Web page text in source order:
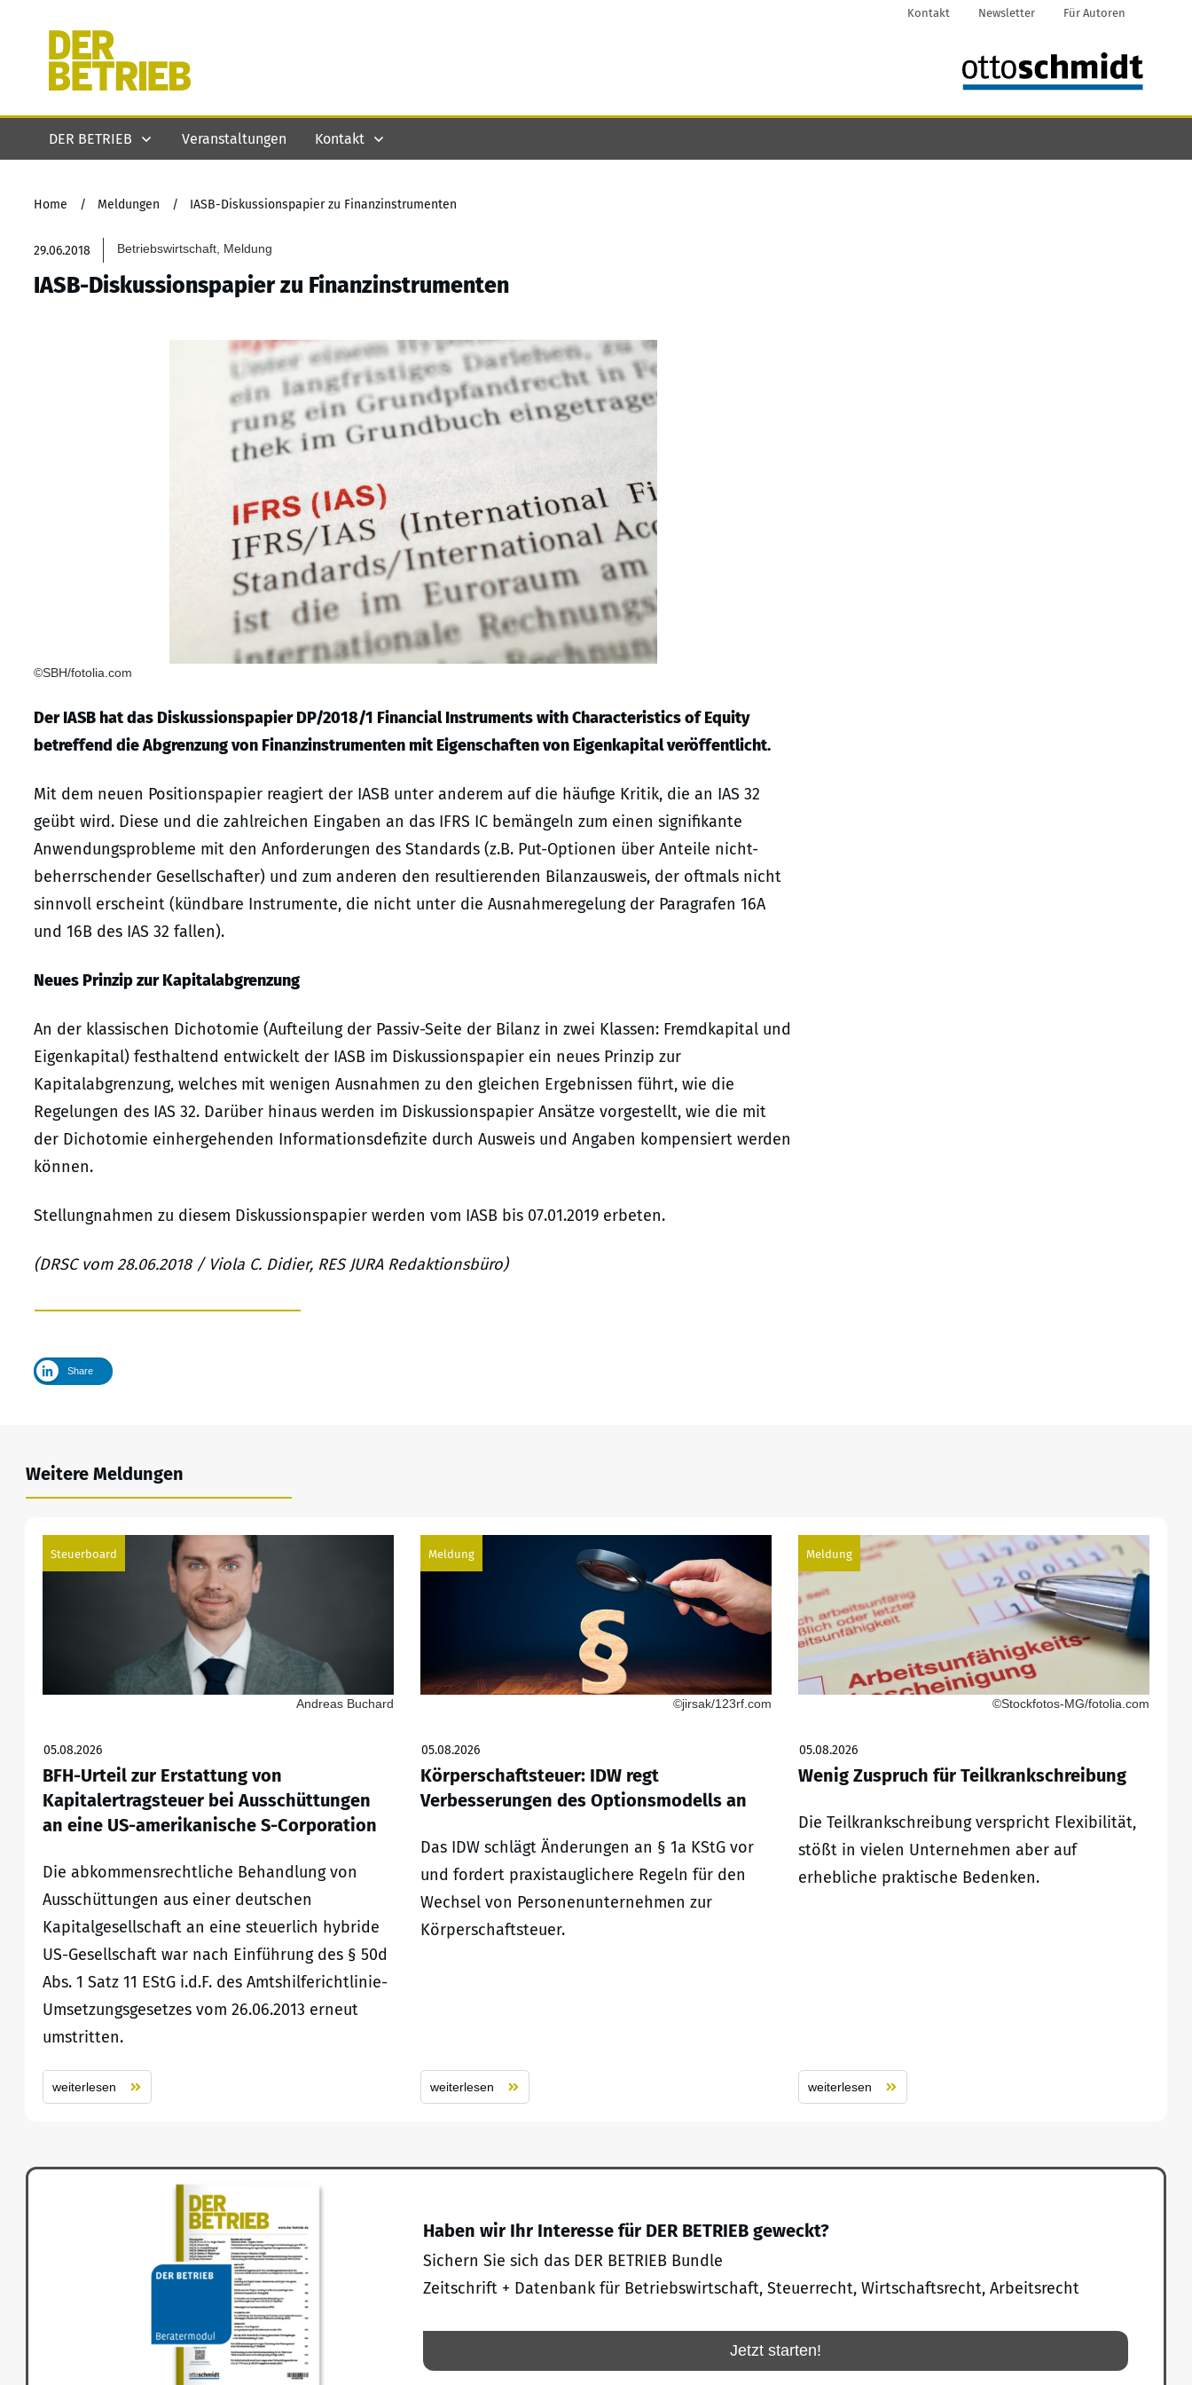
Kontakt Newsletter Für Autoren
DER BETRIEB Veranstaltungen Kontakt
Home / Meldungen / IASB-Diskussionspapier zu Finanzinstrumenten
29.06.2018 Betriebswirtschaft, Meldung
IASB-Diskussionspapier zu Finanzinstrumenten
©SBH/fotolia.com
Der IASB hat das Diskussionspapier DP/2018/1 Financial Instruments with Characteristics of Equity
betreffend die Abgrenzung von Finanzinstrumenten mit Eigenschaften von Eigenkapital veröffentlicht.
Mit dem neuen Positionspapier reagiert der IASB unter anderem auf die häufige Kritik, die an IAS 32
geübt wird. Diese und die zahlreichen Eingaben an das IFRS IC bemängeln zum einen signifikante
Anwendungsprobleme mit den Anforderungen des Standards (z.B. Put-Optionen über Anteile nicht-
beherrschender Gesellschafter) und zum anderen den resultierenden Bilanzausweis, der oftmals nicht
sinnvoll erscheint (kündbare Instrumente, die nicht unter die Ausnahmeregelung der Paragrafen 16A
und 16B des IAS 32 fallen).
Neues Prinzip zur Kapitalabgrenzung
An der klassischen Dichotomie (Aufteilung der Passiv-Seite der Bilanz in zwei Klassen: Fremdkapital und
Eigenkapital) festhaltend entwickelt der IASB im Diskussionspapier ein neues Prinzip zur
Kapitalabgrenzung, welches mit wenigen Ausnahmen zu den gleichen Ergebnissen führt, wie die
Regelungen des IAS 32. Darüber hinaus werden im Diskussionspapier Ansätze vorgestellt, wie die mit
der Dichotomie einhergehenden Informationsdefizite durch Ausweis und Angaben kompensiert werden
können.
Stellungnahmen zu diesem Diskussionspapier werden vom IASB bis 07.01.2019 erbeten.
(DRSC vom 28.06.2018 / Viola C. Didier, RES JURA Redaktionsbüro)
Share
Weitere Meldungen
Steuerboard
Andreas Buchard
05.08.2026
BFH-Urteil zur Erstattung von
Kapitalertragsteuer bei Ausschüttungen
an eine US-amerikanische S-Corporation
Die abkommensrechtliche Behandlung von
Ausschüttungen aus einer deutschen
Kapitalgesellschaft an eine steuerlich hybride
US-Gesellschaft war nach Einführung des § 50d
Abs. 1 Satz 11 EStG i.d.F. des Amtshilferichtlinie-
Umsetzungsgesetzes vom 26.06.2013 erneut
umstritten.
weiterlesen
Meldung
©jirsak/123rf.com
05.08.2026
Körperschaftsteuer: IDW regt
Verbesserungen des Optionsmodells an
Das IDW schlägt Änderungen an § 1a KStG vor
und fordert praxistauglichere Regeln für den
Wechsel von Personenunternehmen zur
Körperschaftsteuer.
weiterlesen
Meldung
©Stockfotos-MG/fotolia.com
05.08.2026
Wenig Zuspruch für Teilkrankschreibung
Die Teilkrankschreibung verspricht Flexibilität,
stößt in vielen Unternehmen aber auf
erhebliche praktische Bedenken.
weiterlesen
Haben wir Ihr Interesse für DER BETRIEB geweckt?
Sichern Sie sich das DER BETRIEB Bundle
Zeitschrift + Datenbank für Betriebswirtschaft, Steuerrecht, Wirtschaftsrecht, Arbeitsrecht
Jetzt starten!